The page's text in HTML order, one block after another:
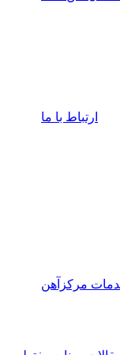
ارتباط با ما
مرکزآهن